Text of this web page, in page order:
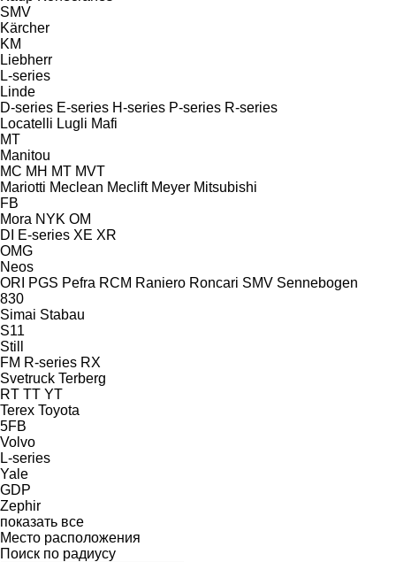
SMV
Kärcher
KM
Liebherr
L-series
Linde
D-series E-series H-series P-series R-series
Locatelli Lugli Mafi
MT
Manitou
MC MH MT MVT
Mariotti Meclean Meclift Meyer Mitsubishi
FB
Mora NYK OM
DI
E-series XE XR
OMG
Neos
ORI
PGS Pefra RCM Raniero Roncari SMV Sennebogen
830
Simai Stabau
S11
Still
FM R-series RX
Svetruck Terberg
RT TT YT
Terex Toyota
5FB
Volvo
L-series
Yale
GDP
Zephir
показать все
Место расположения
Поиск по радиусу